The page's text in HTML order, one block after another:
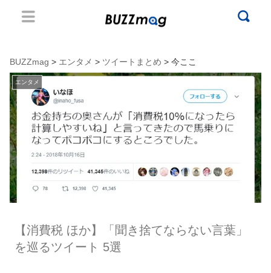
BUZZmag > エンタメ > ツイートまとめ > 今ここ
エンタメ
【消費税 ほか】「聞き捨てならない言葉」
を巡るツイート 5選